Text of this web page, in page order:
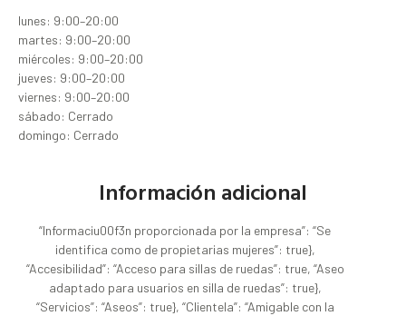
lunes: 9:00–20:00
martes: 9:00–20:00
miércoles: 9:00–20:00
jueves: 9:00–20:00
viernes: 9:00–20:00
sábado: Cerrado
domingo: Cerrado
Información adicional
“Informaciu00f3n proporcionada por la empresa”: “Se
identifica como de propietarias mujeres”: true},
“Accesibilidad”: “Acceso para sillas de ruedas”: true, “Aseo
adaptado para usuarios en silla de ruedas”: true},
“Servicios”: “Aseos”: true}, “Clientela”: “Amigable con la